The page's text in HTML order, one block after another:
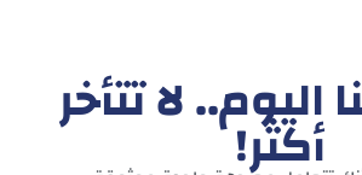
اليوم.. لا تتأخر
أكثر!